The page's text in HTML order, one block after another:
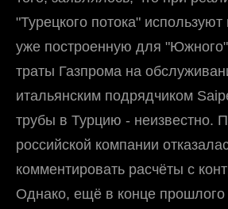
"Турецкого потока" используют
уже построенную для
траты Газпрома на
итальянским подрядчиком
трубы в Турцию - неизвестно.
российской компании
комментировать расчёты с
Однако, ещё в конце прошлого